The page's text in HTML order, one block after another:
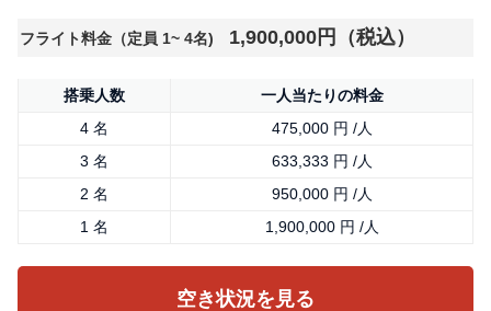
フライト料金（定員 1~ 4名) 1,900,000円（税込）
搭乗人数
一人当たりの料金
4 名
475,000 円 /人
3 名
633,333 円 /人
2 名
950,000 円 /人
1 名
1,900,000 円 /人
空き状況を見る